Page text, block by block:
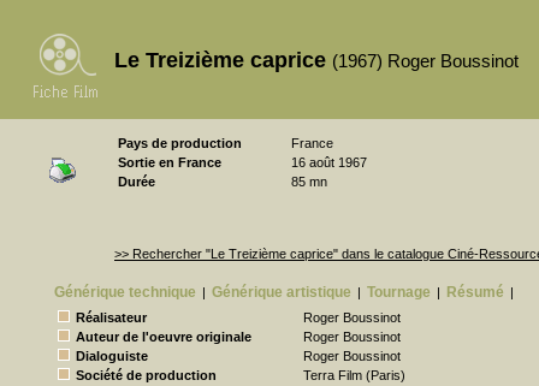
Le Treizième caprice (1967) Roger Boussinot
Pays de production
France
Sortie en France
16 août 1967
Durée
85 mn
>> Rechercher "Le Treizième caprice" dans le catalogue Ciné-
Générique technique | Générique artistique | Tournage | Résumé |
Réalisateur
Roger Boussinot
Auteur de l'oeuvre originale
Roger Boussinot
Dialoguiste
Roger Boussinot
Société de production
Terra Film (Paris)